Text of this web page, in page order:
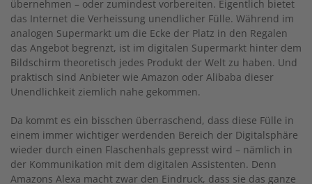
übernehmen – oder zumindest vorbereiten. Eigentlich bietet
das Internet die Verheissung unendlicher Fülle. Während im
analogen Supermarkt um die Ecke der Platz in den Regalen
das Angebot begrenzt, ist im digitalen Supermarkt hinter dem
Bildschirm theoretisch jedes Produkt der Welt zu haben. Und
praktisch sind Anbieter wie Amazon oder Alibaba dieser
Unendlichkeit ziemlich nahe gekommen.
Da kommt es ein bisschen überraschend, dass diese Fülle in
einem immer wichtiger werdenden Bereich der Digitalsphäre
wieder durch einen Flaschenhals gepresst wird – nämlich in
der Kommunikation mit dem digitalen Assistenten. Denn
Amazons Alexa macht zwar den Eindruck, dass sie das ganze